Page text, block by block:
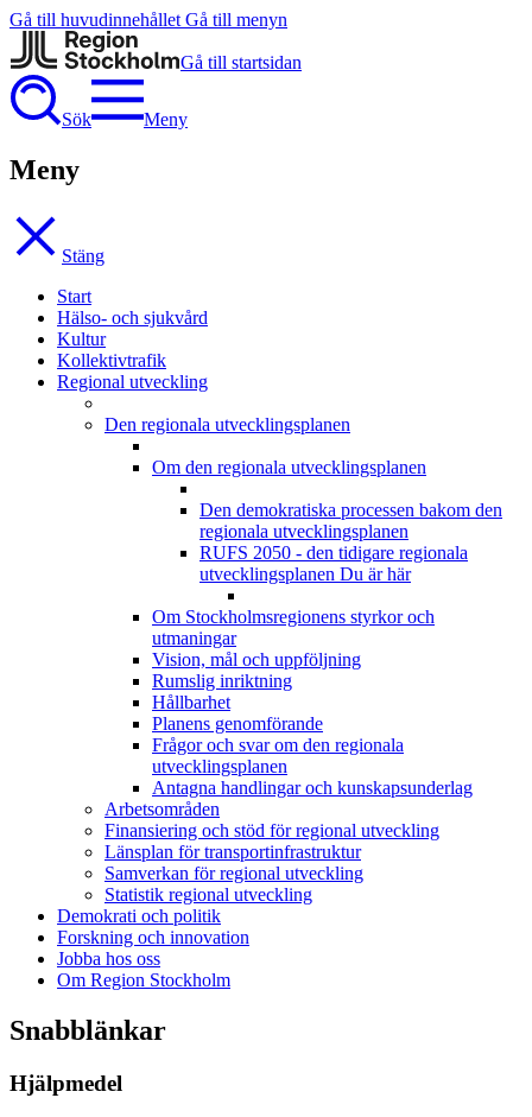
Gå till huvudinnehållet Gå till menyn
Gå till startsidan
Sök Meny
Meny
Stäng
Start
Hälso- och sjukvård
Kultur
Kollektivtrafik
Regional utveckling
Den regionala utvecklingsplanen
Om den regionala utvecklingsplanen
Den demokratiska processen bakom den
regionala utvecklingsplanen
RUFS 2050 - den tidigare regionala
utvecklingsplanen Du är här
Om Stockholmsregionens styrkor och
utmaningar
Vision, mål och uppföljning
Rumslig inriktning
Hållbarhet
Planens genomförande
Frågor och svar om den regionala
utvecklingsplanen
Antagna handlingar och kunskapsunderlag
Arbetsområden
Finansiering och stöd för regional utveckling
Länsplan för transportinfrastruktur
Samverkan för regional utveckling
Statistik regional utveckling
Demokrati och politik
Forskning och innovation
Jobba hos oss
Om Region Stockholm
Snabblänkar
Hjälpmedel